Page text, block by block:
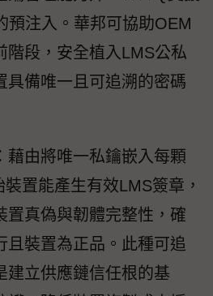
預注入。華邦可協助OEM
階段，安全植入LMS公私
具備唯一且可追溯的密碼
藉由將唯一私鑰嵌入每顆
置能產生有效LMS簽章，
置真偽與韌體完整性，確
且裝置為正品。此種可追
建立供應鏈信任根的基